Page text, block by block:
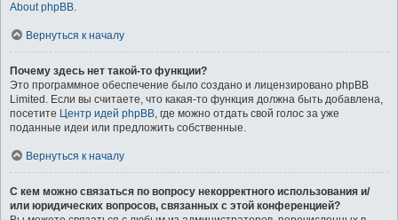
About phpBB.
Вернуться к началу
Почему здесь нет такой-то функции?
Это программное обеспечение было создано и лицензировано phpBB
Limited. Если вы считаете, что какая-то функция должна быть добавлена,
посетите Центр идей phpBB, где можно отдать свой голос за уже
поданные идеи или предложить собственные.
Вернуться к началу
С кем можно связаться по вопросу некорректного использования и/
или юридических вопросов, связанных с этой конференцией?